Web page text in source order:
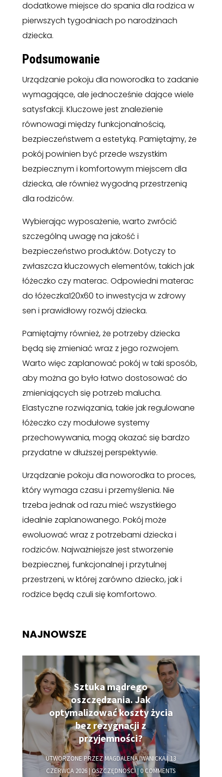
dodatkowe miejsce do spania dla rodzica w
pierwszych tygodniach po narodzinach
dziecka.
Podsumowanie
Urządzanie pokoju dla noworodka to zadanie
wymagające, ale jednocześnie dające wiele
satysfakcji. Kluczowe jest znalezienie
równowagi między funkcjonalnością,
bezpieczeństwem a estetyką. Pamiętajmy, że
pokój powinien być przede wszystkim
bezpiecznym i komfortowym miejscem dla
dziecka, ale również wygodną przestrzenią
dla rodziców.
Wybierając wyposażenie, warto zwrócić
szczególną uwagę na jakość i
bezpieczeństwo produktów. Dotyczy to
zwłaszcza kluczowych elementów, takich jak
łóżeczko czy materac. Odpowiedni materac
do łóżeczka120x60 to inwestycja w zdrowy
sen i prawidłowy rozwój dziecka.
Pamiętajmy również, że potrzeby dziecka
będą się zmieniać wraz z jego rozwojem.
Warto więc zaplanować pokój w taki sposób,
aby można go było łatwo dostosować do
zmieniających się potrzeb malucha.
Elastyczne rozwiązania, takie jak regulowane
łóżeczko czy modułowe systemy
przechowywania, mogą okazać się bardzo
przydatne w dłuższej perspektywie.
Urządzanie pokoju dla noworodka to proces,
który wymaga czasu i przemyślenia. Nie
trzeba jednak od razu mieć wszystkiego
idealnie zaplanowanego. Pokój może
ewoluować wraz z potrzebami dziecka i
rodziców. Najważniejsze jest stworzenie
bezpiecznej, funkcjonalnej i przytulnej
przestrzeni, w której zarówno dziecko, jak i
rodzice będą czuli się komfortowo.
NAJNOWSZE
Sztuka mądrego
oszczędzania. Jak
optymalizować koszty życia
bez rezygnacji z
przyjemności?
UTWORZONE PRZEZMAGDALENA IWANICKA| 13
CZERWCA 2026 | OSZCZĘDNOŚCI| 0 COMMENTS